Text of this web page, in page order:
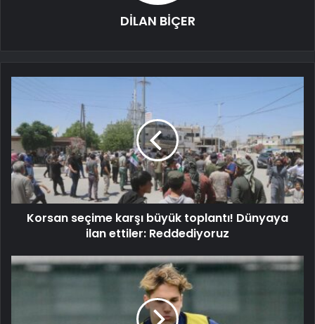
DİLAN BİÇER
Korsan seçime karşı büyük toplantı! Dünyaya
ilan ettiler: Reddediyoruz